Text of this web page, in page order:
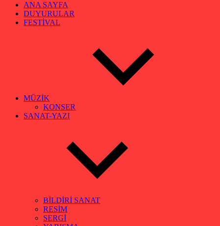
ANA SAYFA
DUYURULAR
FESTİVAL
MÜZİK
KONSER
SANAT-YAZI
BİLDİRİ SANAT
RESİM
SERGİ